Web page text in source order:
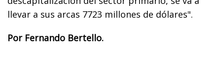
llevar a sus arcas 7723 millones de dólares".
Por Fernando Bertello.